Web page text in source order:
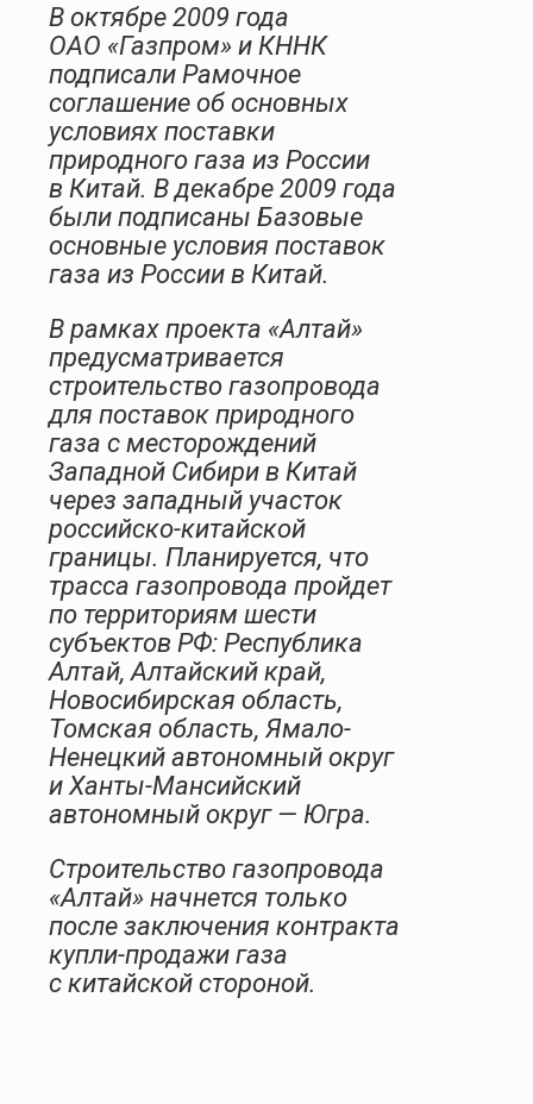
В октябре 2009 года
ОАО «Газпром» и КННК
подписали Рамочное
соглашение об основных
условиях поставки
природного газа из России
в Китай. В декабре 2009 года
были подписаны Базовые
основные условия поставок
газа из России в Китай.
В рамках проекта «Алтай»
предусматривается
строительство газопровода
для поставок природного
газа с месторождений
Западной Сибири в Китай
через западный участок
российско-китайской
границы. Планируется, что
трасса газопровода пройдет
по территориям шести
субъектов РФ: Республика
Алтай, Алтайский край,
Новосибирская область,
Томская область, Ямало-
Ненецкий автономный округ
и Ханты-Мансийский
автономный округ — Югра.
Строительство газопровода
«Алтай» начнется только
после заключения контракта
купли-продажи газа
с китайской стороной.